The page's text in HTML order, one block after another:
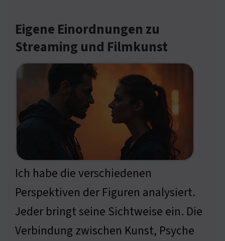
Eigene Einordnungen zu
Streaming und Filmkunst
Ich habe die verschiedenen
Perspektiven der Figuren analysiert.
Jeder bringt seine Sichtweise ein. Die
Verbindung zwischen Kunst, Psyche